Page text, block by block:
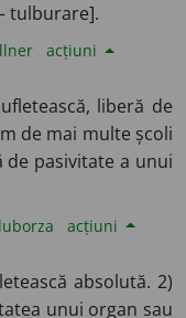
tulburare].
acțiuni
liberă de
de mai multe școli
de pasivitate a unui
acțiuni
absolută. 2)
unui organ sau